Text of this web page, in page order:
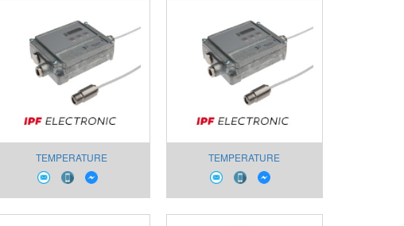
TEMPERATURE
MEASUREMENT OI98C121
TEMPERATURE
MEASUREMENT OI98A920